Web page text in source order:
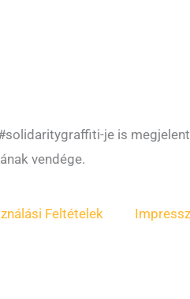
je is
vendége.
Feltételek